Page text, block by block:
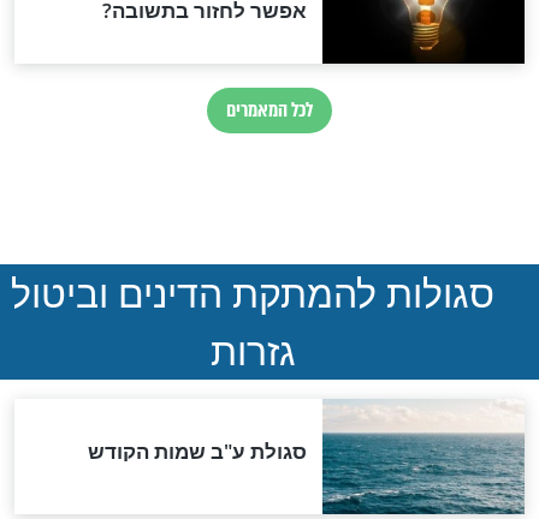
ההסכם החשאי של טראמפ
ואיראן: בלי שקיפות ועם הרבה
המסמך האבוד שנחשף
במרתפי מוסקבה: כתב היד
הנדיר של הרשב"ם התגלה
"מודה לקב"ה על כל השנים"